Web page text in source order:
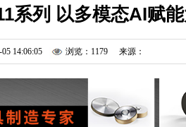
系列 以多模态AI赋
14:06:05 浏览：1179 来源：